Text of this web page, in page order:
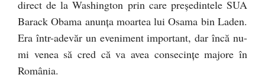
direct de la Washington prin care preşedintele SUA
Barack Obama anunţa moartea lui Osama bin Laden.
Era într-adevăr un eveniment important, dar încă nu-
mi venea să cred că va avea consecinţe majore în
România.